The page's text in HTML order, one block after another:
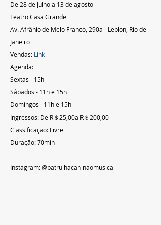
De 28 de Julho a 13 de agosto
Teatro Casa Grande
Av. Afrânio de Melo Franco, 290a - Leblon, Rio de
Janeiro
Vendas: Link
Agenda:
Sextas - 15h
Sábados - 11h e 15h
Domingos - 11h e 15h
Ingressos: De R＄25,00a R＄200,00
Classificação: Livre
Duração: 70min
Instagram: @patrulhacaninaomusical